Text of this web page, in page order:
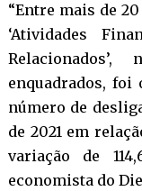
“Entre mais de
‘Atividades
enquadrados,
número de
de 2021 em
variação de
economista do